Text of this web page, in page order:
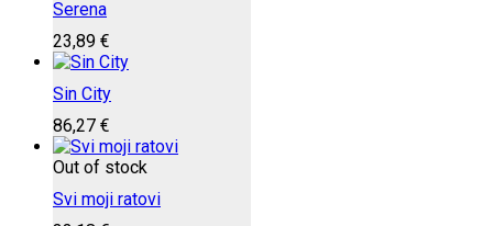
Serena
23,89 €
Sin City
86,27 €
Out of stock
Svi moji ratovi